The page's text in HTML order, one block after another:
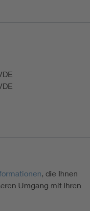
, die Ihnen
Umgang mit Ihren